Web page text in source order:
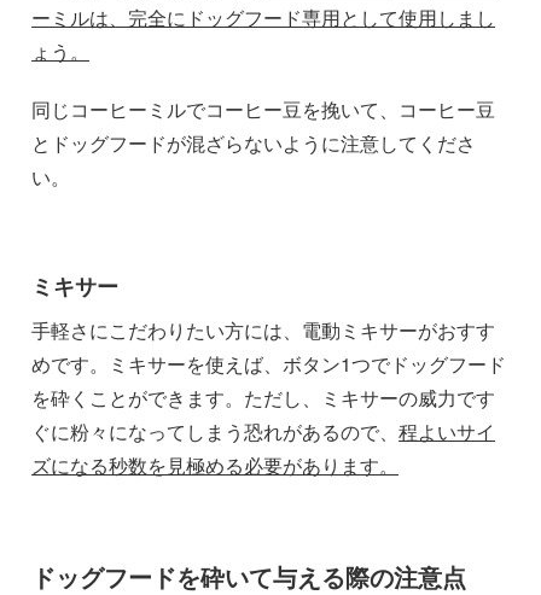
ーミルは、完全にドッグフード専用として使用しまし
ょう。
同じコーヒーミルでコーヒー豆を挽いて、コーヒー豆
とドッグフードが混ざらないように注意してくださ
い。
ミキサー
手軽さにこだわりたい方には、電動ミキサーがおすす
めです。ミキサーを使えば、ボタン1つでドッグフード
を砕くことができます。ただし、ミキサーの威力です
ぐに粉々になってしまう恐れがあるので、程よいサイ
ズになる秒数を見極める必要があります。
ドッグフードを砕いて与える際の注意点